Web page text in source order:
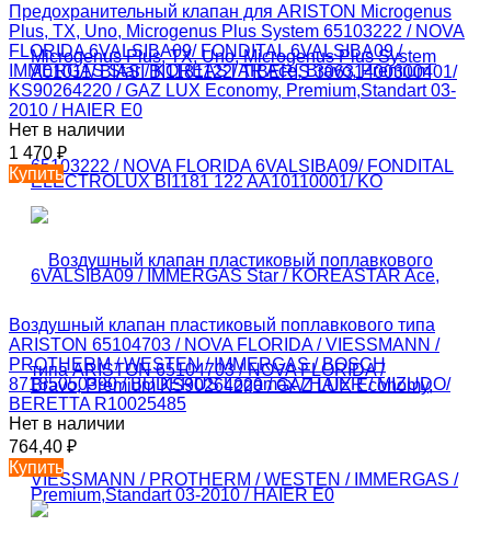
Предохранительный клапан для ARISTON Microgenus
Plus, TX, Uno, Microgenus Plus System 65103222 / NOVA
FLORIDA 6VALSIBA09/ FONDITAL 6VALSIBA09 /
IMMERGAS Star / KOREASTAR Ace, Bravo, Premium
KS90264220 / GAZ LUX Economy, Premium,Standart 03-
2010 / HAIER E0
Нет в наличии
1 470 ₽
Купить
Воздушный клапан пластиковый поплавкового типа
ARISTON 65104703 / NOVA FLORIDA / VIESSMANN /
PROTHERM / WESTEN / IMMERGAS / BOSCH
87185050390 / BUDERUS Logamax / HAIER / MIZUDO/
BERETTA R10025485
Нет в наличии
764,40 ₽
Купить